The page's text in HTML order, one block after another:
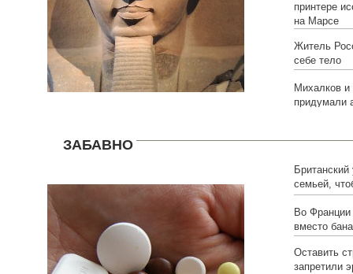
принтере
на Марсе
Житель
себе тело
Михалков и
придумали
ЗАБАВНО
семьей,
Во
вместо
Оставить
запретили